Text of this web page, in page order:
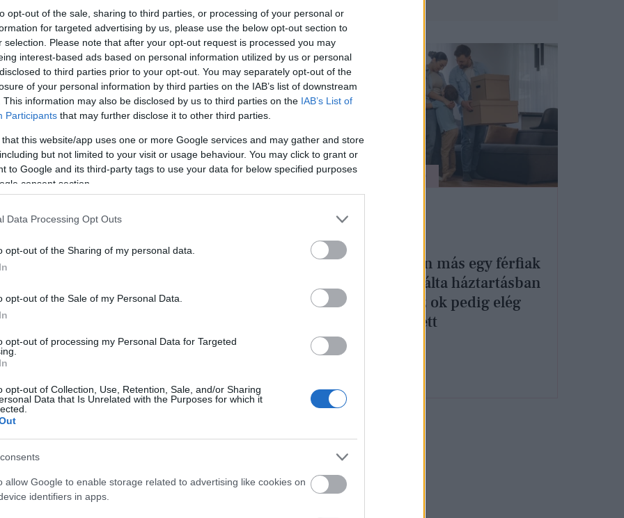
opt-out of the sale, sharing to third parties, or processing of your personal or
for targeted advertising by us, please use the below opt-out section to
selection. Please note that after your opt-out request is processed you may
interest-based ads based on personal information utilized by us or personal
to third parties prior to your opt-out. You may separately opt-out of the
of your personal information by third parties on the IAB’s list of downstream
This information may also be disclosed by us to third parties on the IAB’s List of
Participants that may further disclose it to other third parties.
that this website/app uses one or more Google services and may gather and store
but not limited to your visit or usage behaviour. You may click to grant or
to Google and its third-party tags to use your data for below specified purposes
consent section.
Data Processing Opt Outs
opt-out of the Sharing of my personal data.
opt-out of the Sale of my Personal Data.
opt-out of processing my Personal Data for Targeted
opt-out of Collection, Use, Retention, Sale, and/or Sharing
Data that Is Unrelated with the Purposes for which it
allow Google to enable storage related to advertising like cookies on
identifiers in apps.
Lehet,
hogy azért nem szereted a
munkahelyed, mert a családodra
hallgattál
meg az,
egykor otthonnak
ÉLETMÓD
ami miatt két testvér
eltávolodik egymástól
Teljesen más egy férfiak
dominálta háztartásban
élni, az ok pedig elég
összetett